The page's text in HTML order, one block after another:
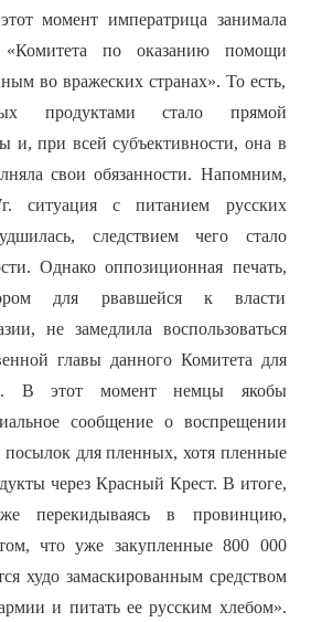
момент императрица занимала
«Комитета по оказанию помощи
во вражеских странах». То есть,
продуктами стало прямой
и, при всей субъективности, она в
свои обязанности. Напомним,
ситуация с питанием русских
следствием чего стало
Однако оппозиционная печать,
для рвавшейся к власти
не замедлила воспользоваться
главы данного Комитета для
В этот момент немцы якобы
сообщение о воспрещении
посылок для пленных, хотя пленные
через Красный Крест. В итоге,
перекидываясь в провинцию,
что уже закупленные 800 000
худо замаскированным средством
и питать ее русским хлебом».